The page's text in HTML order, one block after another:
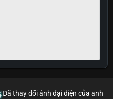
Đã thay đổi ảnh đại diện của anh